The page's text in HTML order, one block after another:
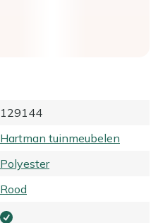
129144
Hartman tuinmeubelen
Polyester
Rood